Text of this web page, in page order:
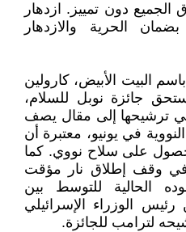
دون تمييز. ازدهار
الحرية والازدهار
البيت الأبيض، كارولين
جائزة نوبل للسلام،
ترشيحها إلى مقال يصف
في يونيو، معتبرة أن
على سلاح نووي. كما
في وقف إطلاق نار مؤقت
الحالية للتوسط بين
الوزراء الإسرائيلي
لترامب للجائزة.